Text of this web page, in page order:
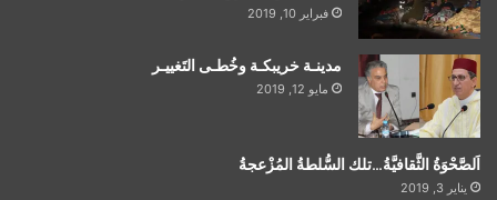
فبراير 10, 2019
مدينـة خريبكـة وخُطـى التَغييـر
مايو 12, 2019
اَلصَّحْوَةُ الثَّقافيَّةُ…تلك السُّلطةُ المُزْعجةُ
يناير 3, 2019